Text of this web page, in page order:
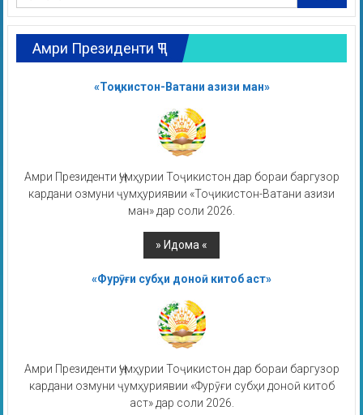
Амри Президенти ҶТ
«Тоҷикистон-Ватани азизи ман»
Амри Президенти Ҷумҳурии Тоҷикистон дар бораи баргузор
кардани озмуни ҷумҳуриявии «Тоҷикистон-Ватани азизи
ман» дар соли 2026.
«Фурӯғи субҳи доноӣ китоб аст»
Амри Президенти Ҷумҳурии Тоҷикистон дар бораи баргузор
кардани озмуни ҷумҳуриявии «Фурӯғи субҳи доноӣ китоб
аст» дар соли 2026.